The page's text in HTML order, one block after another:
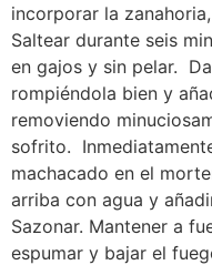
incorporar la
Saltear durante seis
en gajos y sin pelar.
rompiéndola bien y
removiendo
sofrito.
machacado en el
arriba con agua y
Sazonar. Mantener a
espumar y bajar el